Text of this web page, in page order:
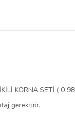
KORNA SETİ ( 0
gerektirir.